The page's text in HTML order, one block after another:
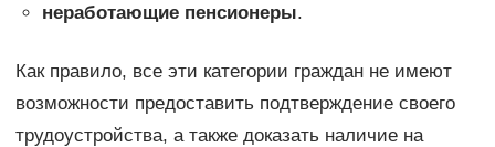
неработающие пенсионеры.
Как правило, все эти категории граждан не имеют
возможности предоставить подтверждение своего
трудоустройства, а также доказать наличие на